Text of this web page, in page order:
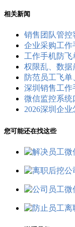
相关新闻
销售团队管控
企业采购工作
工作手机防飞
权限乱、数据
防范员工飞
深圳销售工作
微信监控系统
2026深圳企
您可能还在找这些